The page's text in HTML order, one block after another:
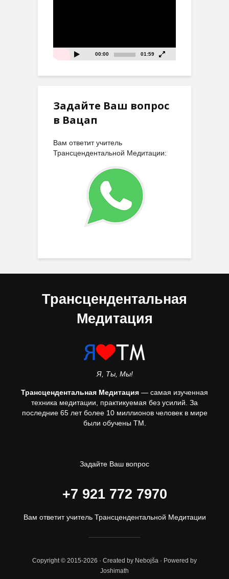
00:00 01:59
Задайте Ваш вопрос
в Вацап
Вам ответит учитель
Трансцендентальной Медитации:
Трансцендентальная
Медитация
Я, Ты, Мы!
Трансцендентальная Медитация — самая изученная
техника медитации, практикуемая без усилий. За
последние 65 лет более 10 миллионов человек в мире
были обучены ТМ.
Задайте Ваш вопрос
+7 921 772 7970
Вам ответит учитель Трансцендентальной Медитации
Copyright © 2015-2026 · Created by Nebojša · Powered by
Joshimath